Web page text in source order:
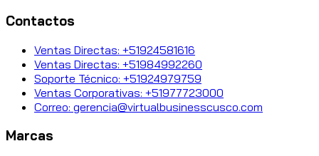
Contactos
Ventas Directas: +51924581616
Ventas Directas: +51984992260
Soporte Técnico: +51924979759
Ventas Corporativas: +51977723000
Correo: gerencia@virtualbusinesscusco.com
Marcas